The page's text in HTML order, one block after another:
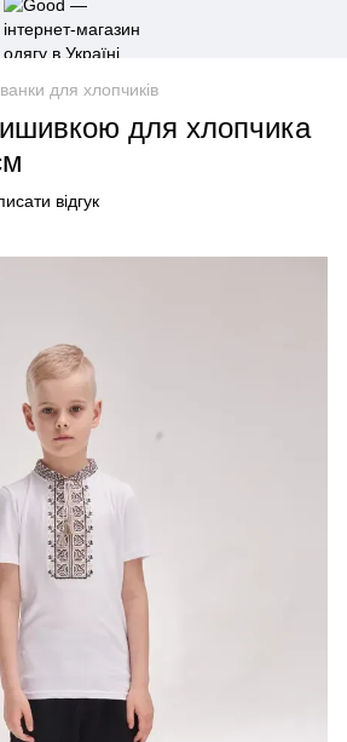
для хлопчиків
для хлопчика
відгук